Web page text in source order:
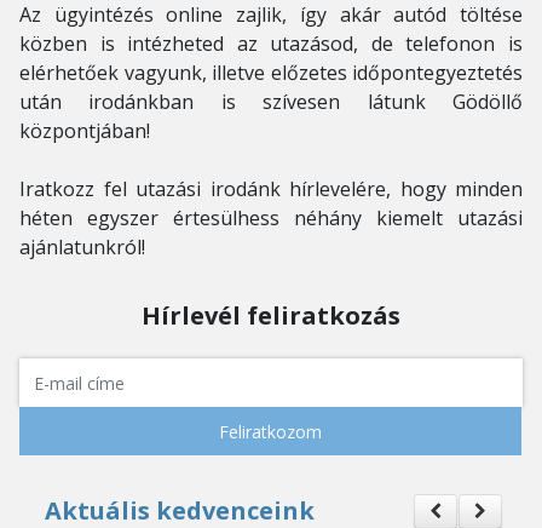
Az ügyintézés online zajlik, így akár autód töltése
közben is intézheted az utazásod, de telefonon is
elérhetőek vagyunk, illetve előzetes időpontegyeztetés
után irodánkban is szívesen látunk Gödöllő
központjában!
Iratkozz fel utazási irodánk hírlevelére, hogy minden
héten egyszer értesülhess néhány kiemelt utazási
ajánlatunkról!
Hírlevél feliratkozás
Feliratkozom
Aktuális kedvenceink